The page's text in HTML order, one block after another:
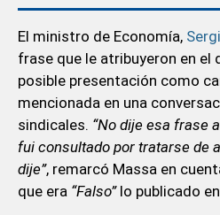
El ministro de Economía,
frase que le atribuyeron en el
posible presentación como
mencionada en una
sindicales. “No dije esa frase
fui consultado por tratarse de
dije”, remarcó Massa en
que era “Falso”lo publicado